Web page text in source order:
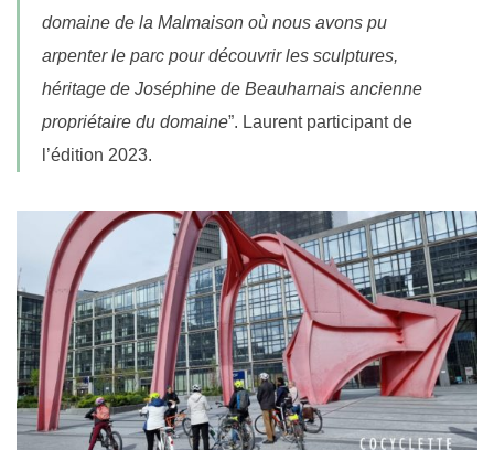
domaine de la Malmaison où nous avons pu
arpenter le parc pour découvrir les sculptures,
héritage de Joséphine de Beauharnais ancienne
propriétaire du domaine”. Laurent participant de
l’édition 2023.